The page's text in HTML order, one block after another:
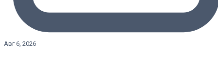
Авг 6, 2026